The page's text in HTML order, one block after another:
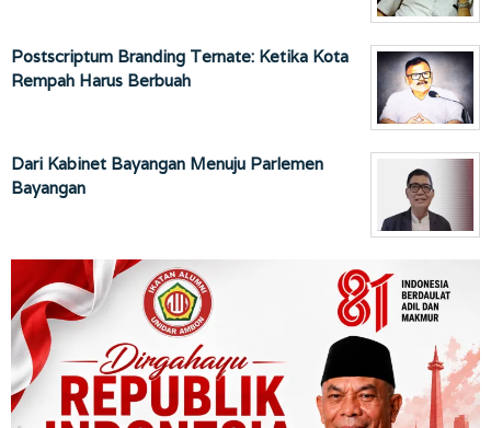
Postscriptum Branding Ternate: Ketika Kota
Rempah Harus Berbuah
Dari Kabinet Bayangan Menuju Parlemen
Bayangan